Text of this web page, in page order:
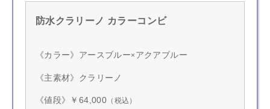
防水クラリーノ カラーコンビ
《カラー》アースブルー× アクアブルー
《主素材》クラリーノ
《値段》￥64,000 （税込）